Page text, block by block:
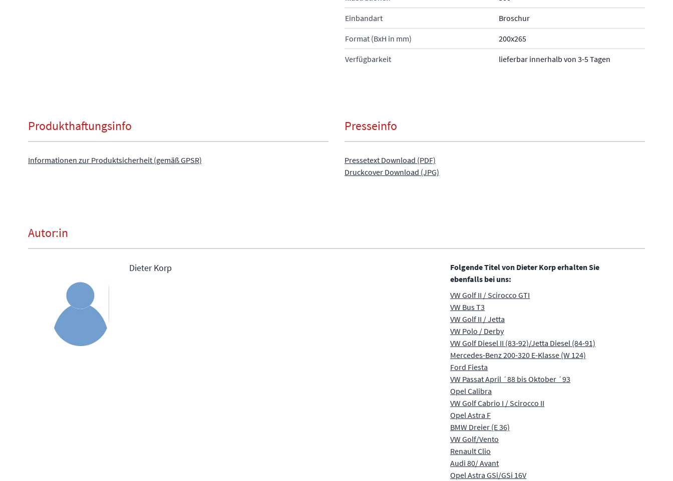
Einbandart Broschur
Format (BxH in mm) 200x265
Verfügbarkeit lieferbar innerhalb von 3-5 Tagen
Produkthaftungsinfo
Informationen zur Produktsicherheit (gemäß GPSR)
Presseinfo
Pressetext Download (PDF)
Druckcover Download (JPG)
Autor:in
Dieter Korp
Folgende Titel von Dieter Korp erhalten Sie
ebenfalls bei uns:
VW Golf II / Scirocco GTI
VW Bus T3
VW Golf II / Jetta
VW Polo / Derby
VW Golf Diesel II (83-92)/Jetta Diesel (84-91)
Mercedes-Benz 200-320 E-Klasse (W 124)
Ford Fiesta
VW Passat April ´88 bis Oktober ´93
Opel Calibra
VW Golf Cabrio I / Scirocco II
Opel Astra F
BMW Dreier (E 36)
VW Golf/Vento
Renault Clio
Audi 80/ Avant
Opel Astra GSi/GSi 16V